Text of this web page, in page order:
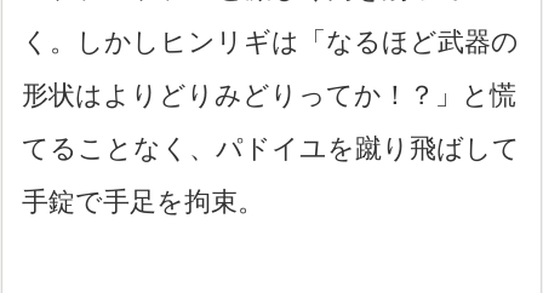
く。しかしヒンリギは「なるほど武器の
形状はよりどりみどりってか！？」と慌
てることなく、パドイユを蹴り飛ばして
手錠で手足を拘束。